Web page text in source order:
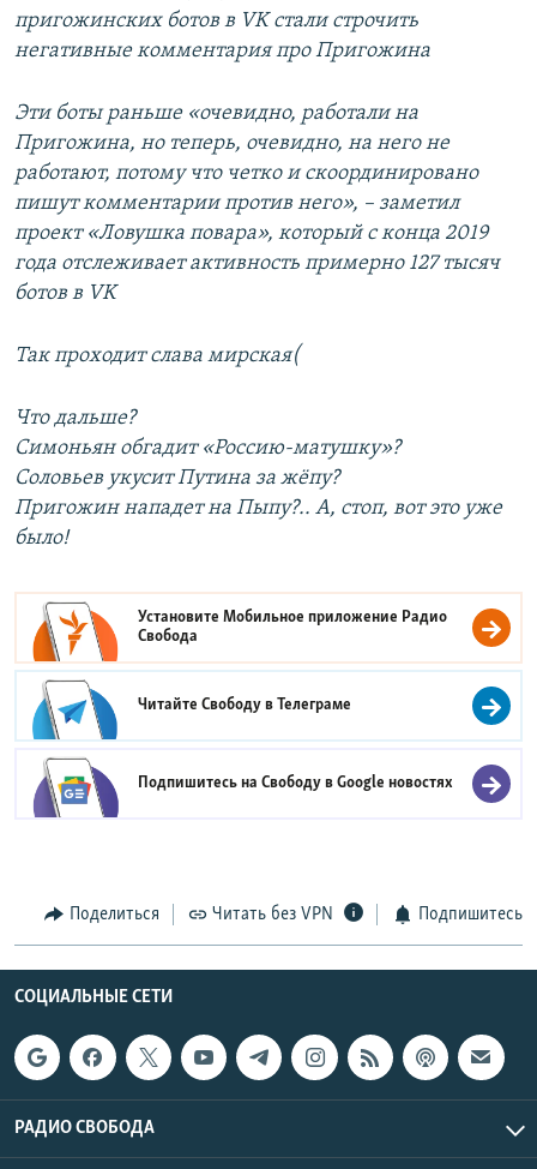
пригожинских ботов в VK стали строчить
негативные комментария про Пригожина
Эти боты раньше «очевидно, работали на
Пригожина, но теперь, очевидно, на него не
работают, потому что четко и скоординировано
пишут комментарии против него», – заметил
проект «Ловушка повара», который с конца 2019
года отслеживает активность примерно 127 тысяч
ботов в VK
Так проходит слава мирская(
Что дальше?
Симоньян обгадит «Россию-матушку»?
Соловьев укусит Путина за жёпу?
Пригожин нападет на Пыпу?.. А, стоп, вот это уже
было!
Установите Мобильное приложение Радио
Свобода
Читайте Свободу вТелеграме
Подпишитесь на Свободу вGoogle новостях
Поделиться Читать без VPN Подпишитесь
СОЦИАЛЬНЫЕ СЕТИ
РАДИО СВОБОДА